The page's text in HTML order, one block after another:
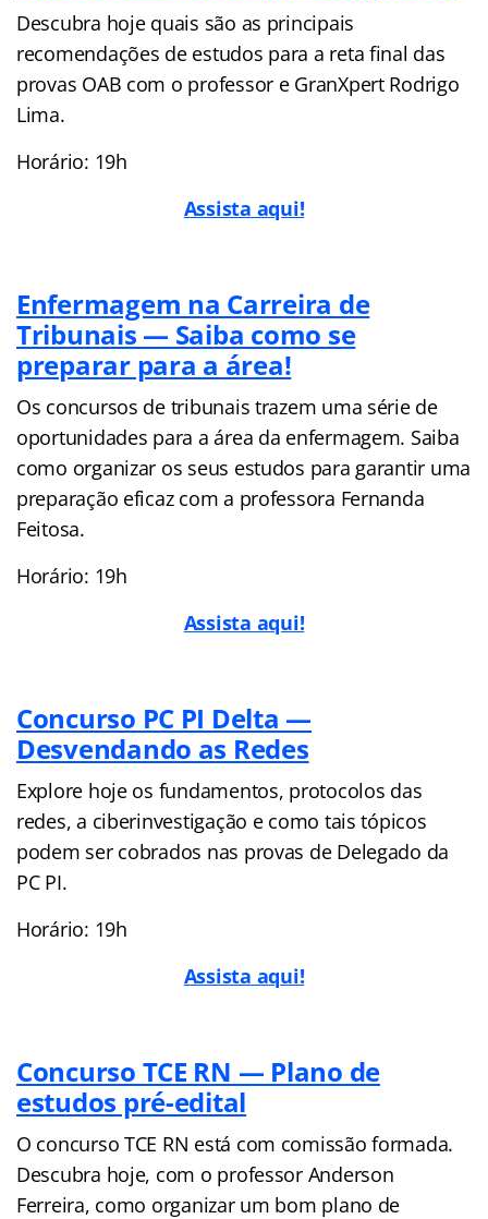
Descubra hoje quais são as principais
recomendações de estudos para a reta final das
provas OAB com o professor e GranXpert Rodrigo
Lima.
Horário: 19h
Assista aqui!
Enfermagem na Carreira de
Tribunais — Saiba como se
preparar para a área!
Os concursos de tribunais trazem uma série de
oportunidades para a área da enfermagem. Saiba
como organizar os seus estudos para garantir uma
preparação eficaz com a professora Fernanda
Feitosa.
Horário: 19h
Assista aqui!
Concurso PC PI Delta —
Desvendando as Redes
Explore hoje os fundamentos, protocolos das
redes, a ciberinvestigação e como tais tópicos
podem ser cobrados nas provas de Delegado da
PC PI.
Horário: 19h
Assista aqui!
Concurso TCE RN — Plano de
estudos pré-edital
O concurso TCE RN está com comissão formada.
Descubra hoje, com o professor Anderson
Ferreira, como organizar um bom plano de